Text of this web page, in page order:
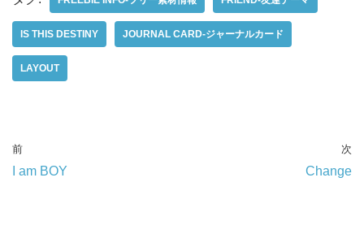
IS THIS DESTINY JOURNAL CARD-ジャーナルカード
LAYOUT
前
I am BOY
次
Change